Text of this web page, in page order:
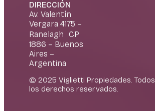
DIRECCIÓN
Av. Valentín
Vergara 4175 –
Ranelagh CP
1886 – Buenos
Aires –
Argentina
© 2025 Viglietti Propiedades. Todos
los derechos reservados.